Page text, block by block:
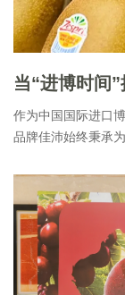
作为中国国际进口
品牌佳沛始终秉承
续发展事务执行官
应链道路上的历程
看到了国际水果品